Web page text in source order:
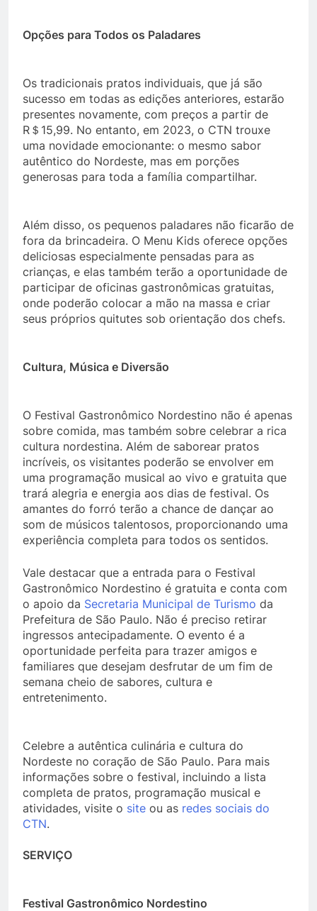
Opções para Todos os Paladares
Os tradicionais pratos individuais, que já são
sucesso em todas as edições anteriores, estarão
presentes novamente, com preços a partir de
R＄15,99. No entanto, em 2023, o CTN trouxe
uma novidade emocionante: o mesmo sabor
autêntico do Nordeste, mas em porções
generosas para toda a família compartilhar.
Além disso, os pequenos paladares não ficarão de
fora da brincadeira. O Menu Kids oferece opções
deliciosas especialmente pensadas para as
crianças, e elas também terão a oportunidade de
participar de oficinas gastronômicas gratuitas,
onde poderão colocar a mão na massa e criar
seus próprios quitutes sob orientação dos chefs.
Cultura, Música e Diversão
O Festival Gastronômico Nordestino não é apenas
sobre comida, mas também sobre celebrar a rica
cultura nordestina. Além de saborear pratos
incríveis, os visitantes poderão se envolver em
uma programação musical ao vivo e gratuita que
trará alegria e energia aos dias de festival. Os
amantes do forró terão a chance de dançar ao
som de músicos talentosos, proporcionando uma
experiência completa para todos os sentidos.
Vale destacar que a entrada para o Festival
Gastronômico Nordestino é gratuita e conta com
o apoio da Secretaria Municipal de Turismo da
Prefeitura de São Paulo. Não é preciso retirar
ingressos antecipadamente. O evento é a
oportunidade perfeita para trazer amigos e
familiares que desejam desfrutar de um fim de
semana cheio de sabores, cultura e
entretenimento.
Celebre a autêntica culinária e cultura do
Nordeste no coração de São Paulo. Para mais
informações sobre o festival, incluindo a lista
completa de pratos, programação musical e
atividades, visite o site ou as redes sociais do
CTN.
SERVIÇO
Festival Gastronômico Nordestino